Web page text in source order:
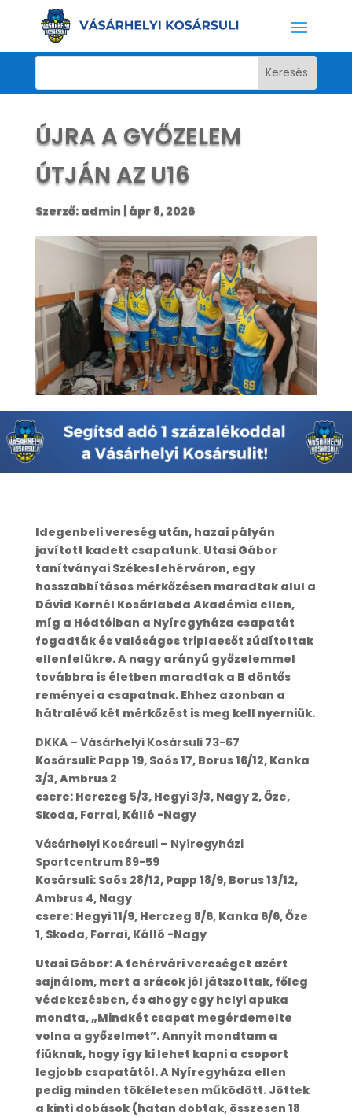
ÚJRA A GYŐZELEM
ÚTJÁN AZ U16
Szerző: admin | ápr 8, 2026
Idegenbeli vereség után, hazai pályán
javított kadett csapatunk. Utasi Gábor
tanítványai Székesfehérváron, egy
hosszabbításos mérkőzésen maradtak alul a
Dávid Kornél Kosárlabda Akadémia ellen,
míg a Hódtóiban a Nyíregyháza csapatát
fogadták és valóságos triplaesőt zúdítottak
ellenfelükre. A nagy arányú győzelemmel
továbbra is életben maradtak a B döntős
reményei a csapatnak. Ehhez azonban a
hátralévő két mérkőzést is meg kell nyerniük.
DKKA – Vásárhelyi Kosársuli 73-67
Kosársuli: Papp 19, Soós 17, Borus 16/12, Kanka
3/3, Ambrus 2
csere: Herczeg 5/3, Hegyi 3/3, Nagy 2, Őze,
Skoda, Forrai, Kálló -Nagy
Vásárhelyi Kosársuli – Nyíregyházi
Sportcentrum 89-59
Kosársuli: Soós 28/12, Papp 18/9, Borus 13/12,
Ambrus 4, Nagy
csere: Hegyi 11/9, Herczeg 8/6, Kanka 6/6, Őze
1, Skoda, Forrai, Kálló -Nagy
Utasi Gábor: A fehérvári vereséget azért
sajnálom, mert a srácok jól játszottak, főleg
védekezésben, és ahogy egy helyi apuka
mondta, „Mindkét csapat megérdemelte
volna a győzelmet”. Annyit mondtam a
fiúknak, hogy így ki lehet kapni a csoport
legjobb csapatától. A Nyíregyháza ellen
pedig minden tökéletesen működött. Jöttek
a kinti dobások (hatan dobtak, összesen 18